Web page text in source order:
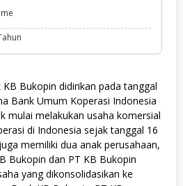
Bukopin didirikan pada tanggal
Bank Umum Koperasi Indonesia
mulai melakukan usaha komersial
di Indonesia sejak tanggal 16
memiliki dua anak perusahaan,
Bukopin dan PT KB Bukopin
yang dikonsolidasikan ke